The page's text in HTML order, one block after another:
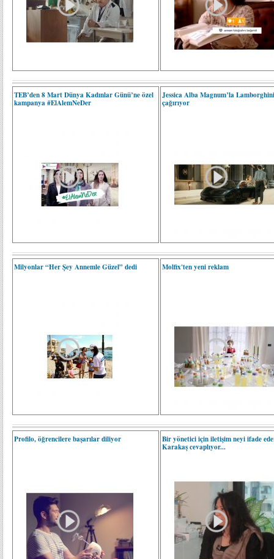
TEB’den 8 Mart Dünya Kadınlar Günü’ne özel
kampanya #ElAlemNeDer
Jessica Alba Magnum’la
çağırıyor
Milyonlar “Her Şey Annemle Güzel” dedi Molfix'ten yeni reklam
Profilo, öğrencilere başarılar diliyor
Bir yönetici için iletişim neyi ifade
Karakaş cevaplıyor...